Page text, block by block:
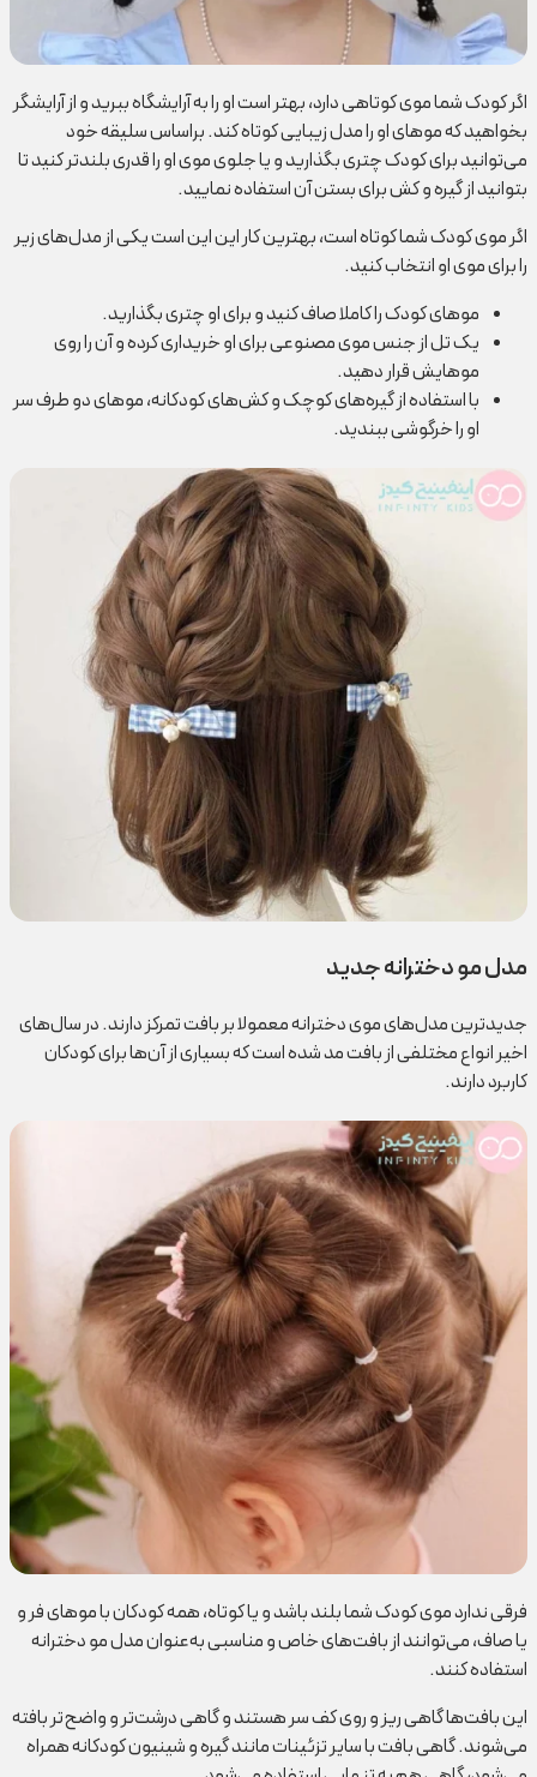
اگر کودک شما موی کوتاهی دارد، بهتر است او را به آرایشگاه ببرید و از آرایشگر
بخواهید که موهای او را مدل زیبایی کوتاه کند. براساس سلیقه خود
می‌توانید برای کودک چتری بگذارید و یا جلوی موی او را قدری بلند‌تر کنید تا
بتوانید از گیره و کش برای بستن آن استفاده نمایید.
اگر موی کودک شما کوتاه است، بهترین کار این این است یکی از مدل‌های زیر
را برای موی او انتخاب کنید.
موهای کودک را کاملا صاف کنید و برای او چتری بگذارید.
یک تل از جنس موی مصنوعی برای او خریداری کرده و آن را روی
موهایش قرار دهید.
با استفاده از گیره‌های کوچک و کش‌های کودکانه، موهای دو طرف سر
او را خرگوشی ببندید.
مدل مو دخترانه جدید
جدیدترین مدل‌های موی دخترانه معمولا بر بافت تمرکز دارند. در سال‌های
اخیر انواع مختلفی از بافت مد شده است که بسیاری از آن‌ها برای کودکان
کاربرد دارند.
فرقی ندارد موی کودک شما بلند باشد و یا کوتاه، همه کودکان با موهای فر و
یا صاف، می‌توانند از بافت‌های خاص و مناسبی به‌عنوان مدل مو دخترانه
استفاده کنند.
این بافت‌ها گاهی ریز و روی کف سر هستند و گاهی درشت‌تر و واضح‌تر بافته
می‌شوند. گاهی بافت با سایر تزئینات مانند گیره و شینیون کودکانه همراه